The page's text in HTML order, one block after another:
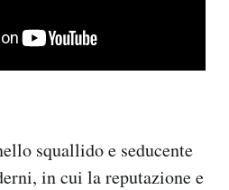
squallido e seducente
in cui la reputazione e